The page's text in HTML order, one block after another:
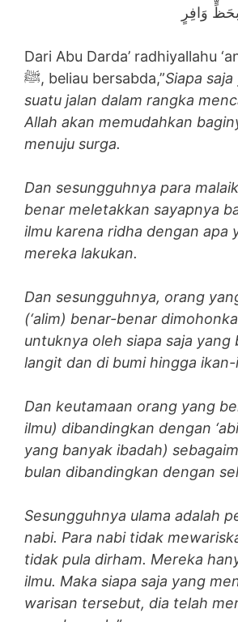
Dari Abu Darda’ radhiyallahu
ﷺ, beliau bersabda,”Siapa
suatu jalan dalam rangka
Allah akan memudahkan
menuju surga.
Dan sesungguhnya para
benar meletakkan sayapnya
ilmu karena ridha dengan apa
mereka lakukan.
Dan sesungguhnya, orang
(‘alim) benar-benar
untuknya oleh siapa saja yang
langit dan di bumi hingga
Dan keutamaan orang yang
ilmu) dibandingkan dengan
yang banyak ibadah)
bulan dibandingkan dengan
Sesungguhnya ulama adalah
nabi. Para nabi tidak
tidak pula dirham. Mereka
ilmu. Maka siapa saja yang
warisan tersebut, dia telah